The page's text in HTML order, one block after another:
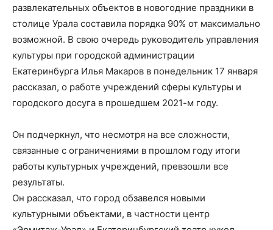
развлекательных объектов в новогодние праздники в
столице Урала составила порядка 90% от максимально
возможной. В свою очередь руководитель управления
культуры при городской администрации
Екатеринбурга Илья Макаров в понедельник 17 января
рассказал, о работе учреждений сферы культуры и
городского досуга в прошедшем 2021-м году.
Он подчеркнул, что несмотря на все сложности,
связанные с ограничениями в прошлом году итоги
работы культурных учреждений, превзошли все
результаты.
Он рассказал, что город обзавелся новыми
культурными объектами, в частности центр